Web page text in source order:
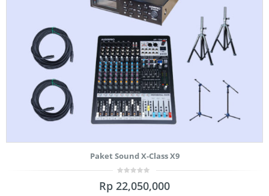
Paket Sound X-Class X9
out
Rp 22,050,000